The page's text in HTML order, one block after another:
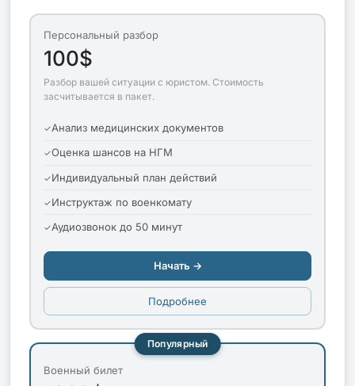
Персональный разбор
100$
Разбор вашей ситуации с юристом. Стоимость
засчитывается в пакет.
Анализ медицинских документов
Оценка шансов на НГМ
Индивидуальный план действий
Инструктаж по военкомату
Аудиозвонок до 50 минут
Начать →
Подробнее
Популярный
Военный билет